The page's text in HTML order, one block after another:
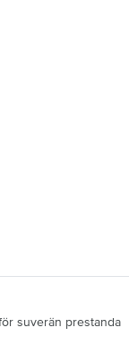
suverän prestanda